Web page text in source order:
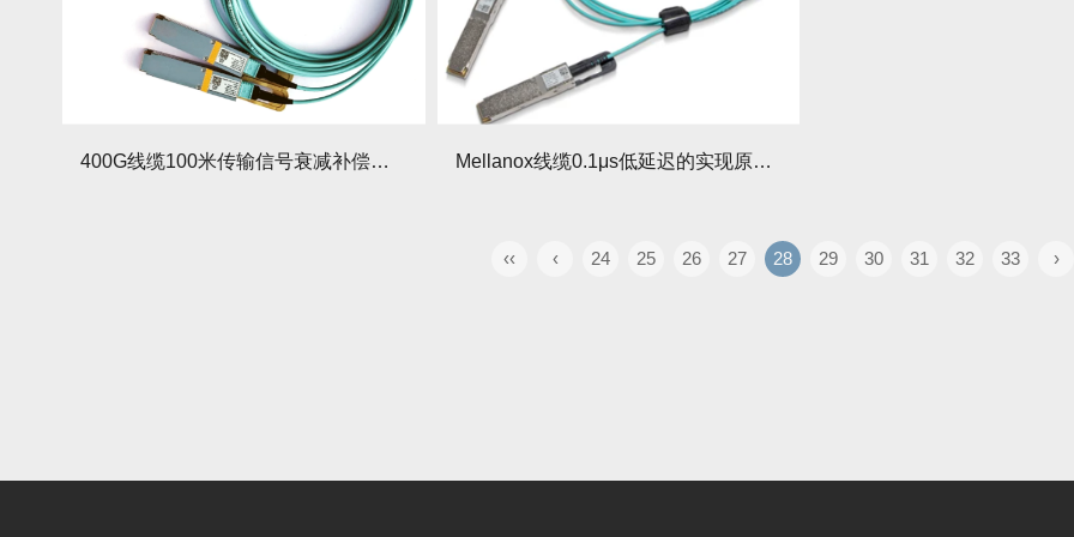
400G线缆100米传输信号衰减补偿方案实测全记录 Mellanox线缆0.1μs低延迟的实现原理与压力测试结果
‹‹ ‹ 24 25 26 27 28 29 30 31 32 33 ›